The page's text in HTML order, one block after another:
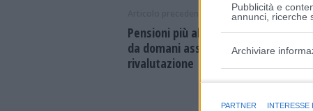
Pubblicità e
annunci, ricerche
Archiviare
Finalità e
PARTNER INTERESSE
Pensioni più alte per 200 mila
da domani assemblee Cisl su
rivalutazione